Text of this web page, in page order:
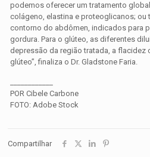
podemos oferecer um tratamento
colágeno, elastina e proteoglicanos; ou
contorno do abdômen, indicados para
gordura. Para o glúteo, as diferentes
depressão da região tratada, a flacidez
glúteo”, finaliza o Dr. Gladstone Faria.
POR Cibele Carbone
FOTO: Adobe Stock
Compartilhar